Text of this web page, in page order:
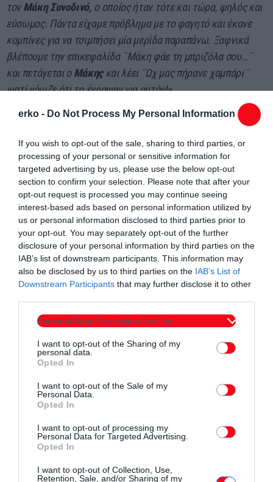
erko - Do Not Process My Personal Information
If you wish to opt-out of the sale, sharing to third parties, or
processing of your personal or sensitive information for
targeted advertising by us, please use the below opt-out
section to confirm your selection. Please note that after your
opt-out request is processed you may continue seeing
interest-based ads based on personal information utilized by
us or personal information disclosed to third parties prior to
your opt-out. You may separately opt-out of the further
disclosure of your personal information by third parties on the
IAB’s list of downstream participants. This information may
also be disclosed by us to third parties on the IAB’s List of
Downstream Participants that may further disclose it to other
Personal Data Processing Opt Outs
I want to opt-out of the Sharing of my
personal data.
Opted In
I want to opt-out of the Sale of my
Personal Data.
Opted In
I want to opt-out of processing my
Personal Data for Targeted Advertising.
Opted In
I want to opt-out of Collection, Use,
Retention, Sale, and/or Sharing of my
τονΜάκη Συνοδινό, ο οποίος ήταν τότε και τώρα, ψηλός και
εύσωμος. Πάντα είχαμε πρόβλημα με το φαγητό και έκανε
κομπίνες για να τσιμπήσει μία μερίδα παραπάνω. Ξαφνικά
βλέπουμε την επικεφαλίδα ¨Μάκη φάε τη μπριζόλα σου…¨
και πετάγεται οΜάκηςκαι λέει ¨Ωχ μας πήρανε χαμπάρι¨
γιατί νόμιζε ότι το έγραψαν για αυτόν!».
Η παρουσία του στις μικρές Εθνικές ομάδες
Ο Κούλης Ταξιλδάρης βρέθηκε στον πάγκοτων
μικρώνΕθνικώνομάδων από το1990 μέχρι το1993, ζώντας
μεγάλες στιγμές και τροφοδοτώντας την ανδρική ομάδα με
σπουδαίους αθλητές.«Στο Αναπτυξιακό πρόγραμμα ήμουν
από το ξεκίνημα του. Ζήσαμε τότε το Τουρνουά
Χριστουγέννων, πανελλήνια πρωταθλήματα διενωσιακά,
όπου μάλιστα μία φορά κατακτήσαμε το πρωτάθλημα με
τηνΕΚΑΣΑΜΑΘ.Με πρώτο προπονητή τονΓιώργο
Τσίτσκαρηαλλά και στην ομάδα τουΕυθύμη
Παπαδημητρίουπεράσαμε ωραίες στιγμές. Θυμάμαι με
Εθνική Ελπίδων
1987 και χάσαμε τον τίτλο στο νήμα από την Ιταλία
Παρακολουθώντας με προσοχή αγώνα του ΓΑΣ Κομοτηνή στα